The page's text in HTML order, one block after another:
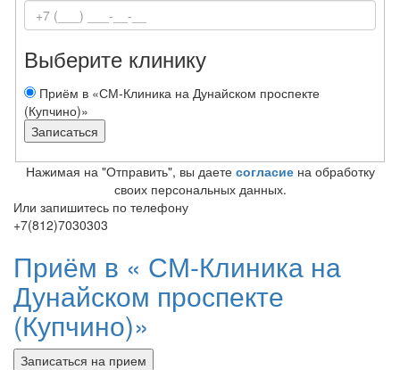
Выберите клинику
Приём в «СМ-Клиника на Дунайском проспекте
(Купчино)»
Нажимая на "Отправить", вы даете согласиена обработку
своих персональных данных.
Или запишитесь по телефону
+7(812)7030303
Приём в « СМ-Клиника на
Дунайском проспекте
(Купчино)»
Записаться на прием